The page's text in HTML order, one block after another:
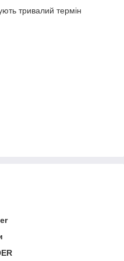
тривалий термін